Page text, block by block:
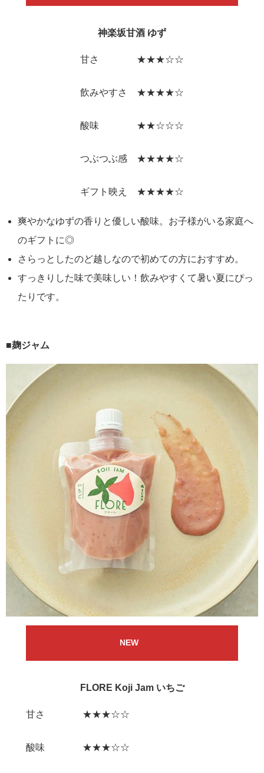
神楽坂甘酒 ゆず
甘さ ★★★☆☆
飲みやすさ ★★★★☆
酸味 ★★☆☆☆
つぶつぶ感 ★★★★☆
ギフト映え ★★★★☆
爽やかなゆずの香りと優しい酸味。お子様がいる家庭へ
のギフトに◎
さらっとしたのど越しなので初めての方におすすめ。
すっきりした味で美味しい！飲みやすくて暑い夏にぴっ
たりです。
■麹ジャム
NEW
FLORE Koji Jam いちご
甘さ ★★★☆☆
酸味 ★★★☆☆